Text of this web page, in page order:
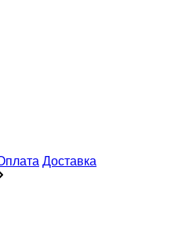
Доставка